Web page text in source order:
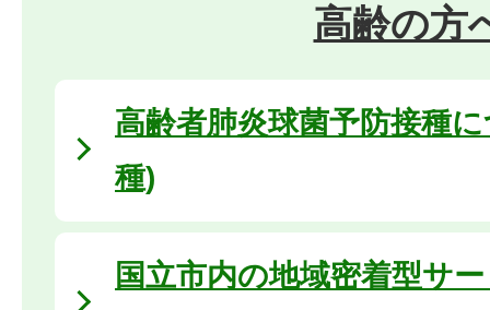
高齢の方
高齢者肺炎球菌予防接種
種)
国立市内の地域密着型サ